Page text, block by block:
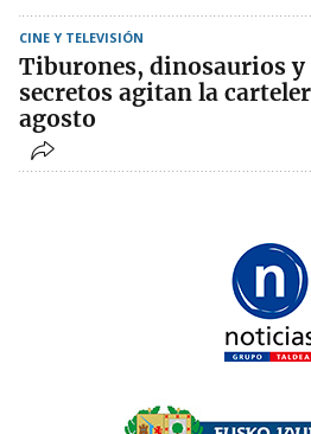
CINE Y TELEVISIÓN
Tiburones, dinosaurios y
secretos agitan la
agosto